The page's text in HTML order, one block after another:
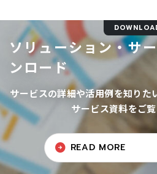
ソリューション・サ
ンロード
サービスの詳細や活用例を知りた
サービス資料をご覧
READ MORE